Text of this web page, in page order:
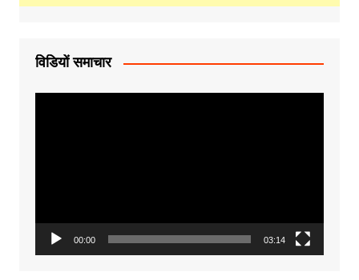
विडियों समाचार
00:00 03:14